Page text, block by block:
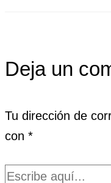
Deja un
Tu dirección de
con *
Escribe